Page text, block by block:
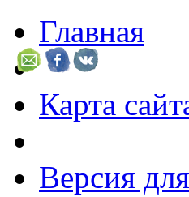
Главная
Карта
Версия